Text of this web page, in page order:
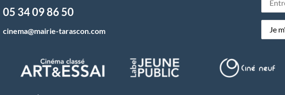
05 34 09 86 50
cinema@mairie-tarascon.com